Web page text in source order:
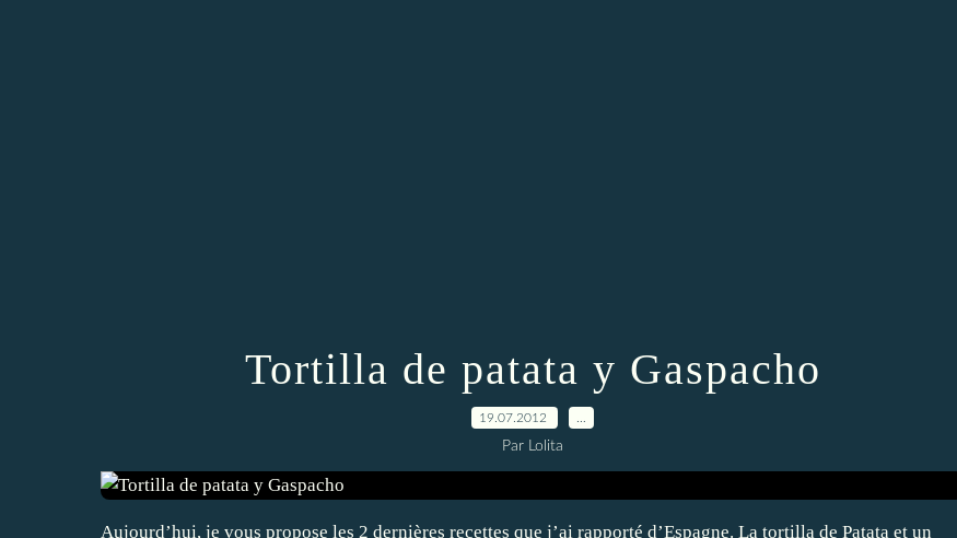
Tortilla de patata y Gaspacho
19.07.2012
Par Lolita
Aujourd’hui, je vous propose les 2 dernières recettes que j’ai rapporté d’Espagne. La tortilla de Patata et un